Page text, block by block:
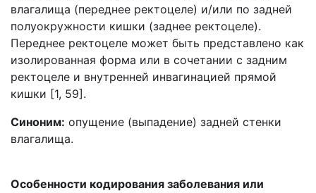
влагалища (переднее ректоцеле) и/или по задней
полуокружности кишки (заднее ректоцеле).
Переднее ректоцеле может быть представлено как
изолированная форма или в сочетании с задним
ректоцеле и внутренней инвагинацией прямой
кишки [1, 59].
Синоним: опущение (выпадение) задней стенки
влагалища.
Особенности кодирования заболевания или